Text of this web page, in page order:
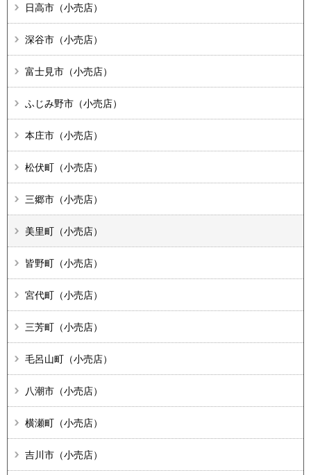
日高市（小売店）
深谷市（小売店）
富士見市（小売店）
ふじみ野市（小売店）
本庄市（小売店）
松伏町（小売店）
三郷市（小売店）
美里町（小売店）
皆野町（小売店）
宮代町（小売店）
三芳町（小売店）
毛呂山町（小売店）
八潮市（小売店）
横瀬町（小売店）
吉川市（小売店）